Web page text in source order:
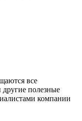
все
полезные
компании